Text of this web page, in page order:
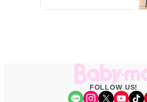
FOLLOW US!
Share Icon Instagram X YouTube TikTok